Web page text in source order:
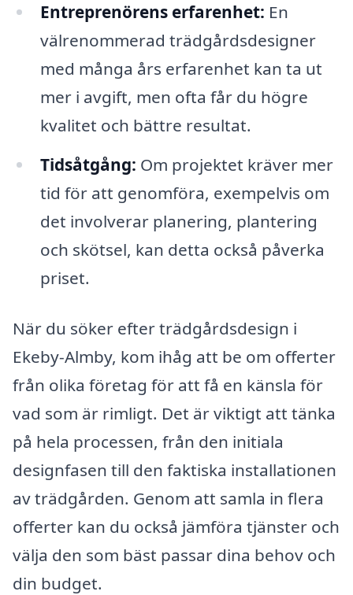
Entreprenörens erfarenhet: En
välrenommerad trädgårdsdesigner
med många års erfarenhet kan ta ut
mer i avgift, men ofta får du högre
kvalitet och bättre resultat.
Tidsåtgång: Om projektet kräver mer
tid för att genomföra, exempelvis om
det involverar planering, plantering
och skötsel, kan detta också påverka
priset.
När du söker efter trädgårdsdesign i
Ekeby-Almby, kom ihåg att be om offerter
från olika företag för att få en känsla för
vad som är rimligt. Det är viktigt att tänka
på hela processen, från den initiala
designfasen till den faktiska installationen
av trädgården. Genom att samla in flera
offerter kan du också jämföra tjänster och
välja den som bäst passar dina behov och
din budget.